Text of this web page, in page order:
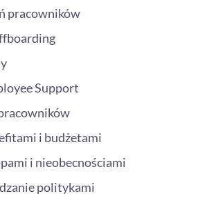
pracowników
Support
i budżetami
i nieobecnościami
politykami